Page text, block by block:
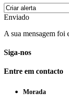
Enviado
A sua mensagem foi
Siga-nos
Entre em contacto
Morada